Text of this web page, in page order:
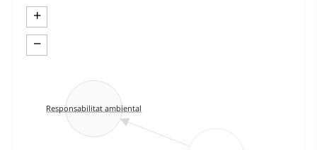
+
−
Responsabilitat ambiental